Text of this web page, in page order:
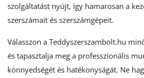
szolgáltatást nyújt, így hamarosan a
szerszámait és szerszámgépeit.
Válasszon a Teddyszerszambolt.hu
és tapasztalja meg a professzionális
könnyedségét és hatékonyságát. Ne